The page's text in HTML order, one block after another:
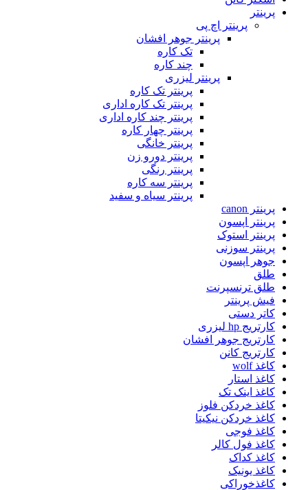
پرینتر
پرینتر اچ پی
پرینتر جوهر افشان
تک کاره
چند کاره
پرینتر لیزری
پرینتر تک کاره
پرینتر تک کاره اداری
پرینتر چند کاره اداری
پرینتر چهار کاره
پرینتر خانگی
پرینتر دورو زن
پرینتر رنگی
پرینتر سه کاره
پرینتر سیاه و سفید
پرینتر canon
پرینتر اپسون
پرینتر استوک
پرینتر سوزنی
جوهر اپسون
طلق
طلق ترنسپرنت
فیش پرینتر
کاتر دستی
کارتریج hp لیزری
کارتریج جوهر افشان
کارتریج کانن
کاغذ wolf
کاغذ استار
کاغذ اینک تک
کاغذ خردکن فلوز
کاغذ خردکن نیکیتا
کاغذ فوجی
کاغذ فول کالر
کاغذ کداک
کاغذ یونیک
کاغذخوراکی